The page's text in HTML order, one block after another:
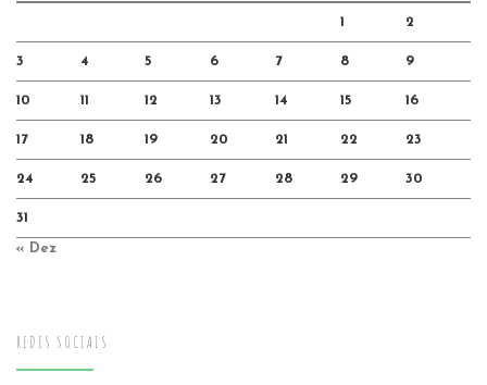
1 2
3 4 5 6 7 8 9
10 11 12 13 14 15 16
17 18 19 20 21 22 23
24 25 26 27 28 29 30
31
« Dez
REDES SOCIAIS